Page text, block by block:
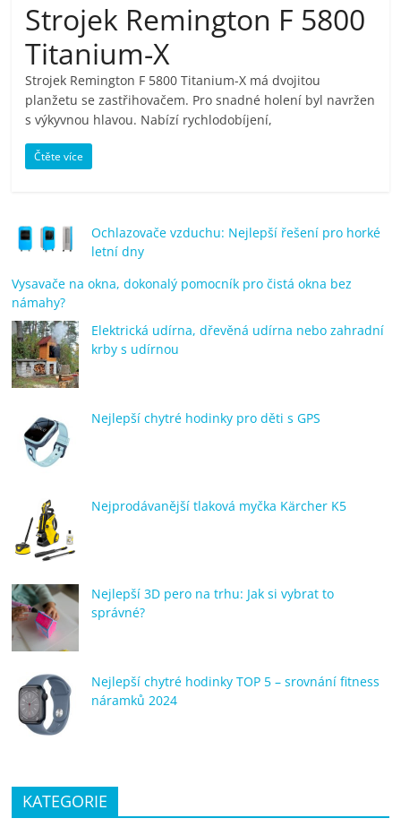
pračky,
televize,
notebooky,
mobilní
telefony,
kávovary,
bazény
Nejlepší
elektronika
porovnání
Elektro
OK,
pračky,
televize,
notebooky,
mobilní
telefony,
kávovary,
bazény
Strojek Remington F 5800
Titanium-X
Strojek Remington F 5800 Titanium-X má dvojitou
planžetu se zastřihovačem. Pro snadné holení byl navržen
s výkyvnou hlavou. Nabízí rychlodobíjení,
Čtěte více
Ochlazovače vzduchu: Nejlepší řešení pro horké
letní dny
Vysavače na okna, dokonalý pomocník pro čistá okna bez
námahy?
Elektrická udírna, dřevěná udírna nebo zahradní
krby s udírnou
Nejlepší chytré hodinky pro děti s GPS
Nejprodávanější tlaková myčka Kärcher K5
Nejlepší 3D pero na trhu: Jak si vybrat to
správné?
Nejlepší chytré hodinky TOP 5 – srovnání fitness
náramků 2024
KATEGORIE